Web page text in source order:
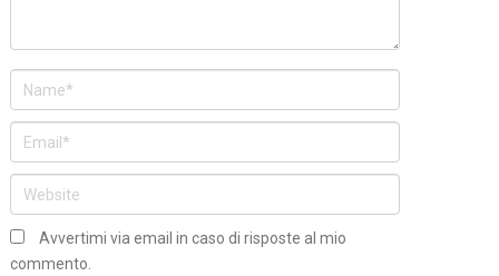
Avvertimi via email in caso di risposte al mio
commento.